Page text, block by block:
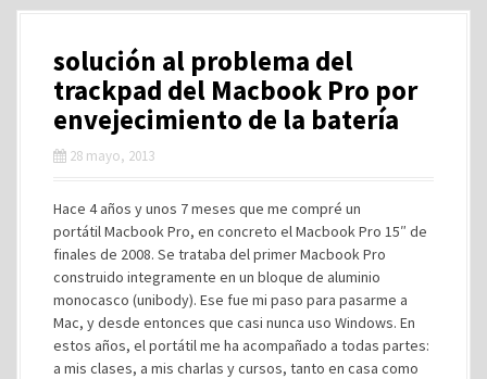
solución al problema del
trackpad del Macbook Pro por
envejecimiento de la batería
28 mayo, 2013
Hace 4 años y unos 7 meses que me compré un
portátil Macbook Pro, en concreto el Macbook Pro 15″ de
finales de 2008. Se trataba del primer Macbook Pro
construido integramente en un bloque de aluminio
monocasco (unibody). Ese fue mi paso para pasarme a
Mac, y desde entonces que casi nunca uso Windows. En
estos años, el portátil me ha acompañado a todas partes:
a mis clases, a mis charlas y cursos, tanto en casa como